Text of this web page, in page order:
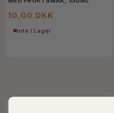
10,00 DKK
Inte I Lager